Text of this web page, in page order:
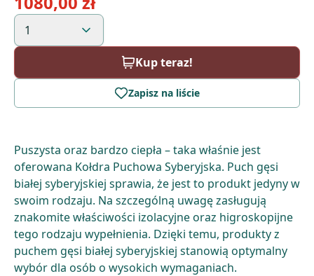
1
Kup teraz!
Zapisz na liście
Puszysta oraz bardzo ciepła – taka właśnie jest
oferowana Kołdra Puchowa Syberyjska. Puch gęsi
białej syberyjskiej sprawia, że jest to produkt jedyny w
swoim rodzaju. Na szczególną uwagę zasługują
znakomite właściwości izolacyjne oraz higroskopijne
tego rodzaju wypełnienia. Dzięki temu, produkty z
puchem gęsi białej syberyjskiej stanowią optymalny
wybór dla osób o wysokich wymaganiach.